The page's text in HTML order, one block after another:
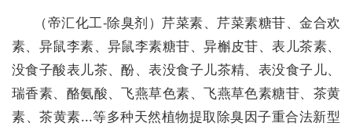
（帝汇化工-除臭剂）芹菜素、芹菜素糖苷、金合欢
素、异鼠李素、异鼠李素糖苷、异槲皮苷、表儿茶素、
没食子酸表儿茶、酚、表没食子儿茶精、表没食子儿、
瑞香素、酪氨酸、飞燕草色素、飞燕草色素糖苷、茶黄
素、茶黄素...等多种天然植物提取除臭因子重合法新型